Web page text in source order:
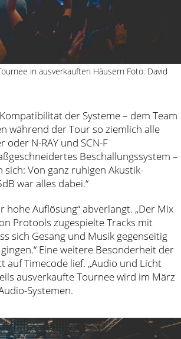
in ausverkauften Häusern Foto: David
der Systeme – dem Team
während der Tour so ziemlich alle
oder N-RAY und SCN-F
Beschallungssystem –
sich: Von ganz ruhigen Akustik-
war alles dabei.“
Auflösung“ abverlangt. „Der Mix
Protools zugespielte Tracks mit
sich Gesang und Musik gegenseitig
Eine weitere Besonderheit der
auf Timecode lief. „Audio und Licht
ausverkaufte Tournee wird im März
Systemen.